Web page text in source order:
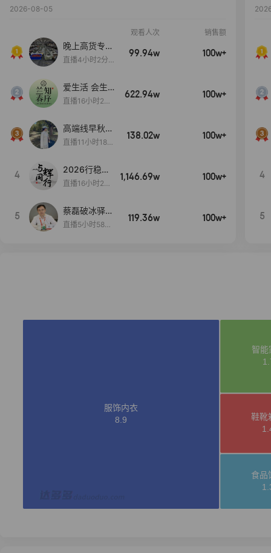
2026-08-05
观看人次 销售额
晚上高货专场
大放漏
直播4小时2分5
99.94w 100w+
爱生活 会生
活
直播16小时24
622.94w 100w+
高端线早秋现
货首发
直播11小时18分
138.02w 100w+
4
2026行稳致
远
直播16小时20
1,146.69w 100w+
5
蔡磊破冰驿站
直播间好物分
直播5小时58分
119.36w 100w+
4
5